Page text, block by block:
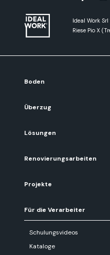
Ideal Work
Riese Pio X
Boden
Überzug
Lösungen
Renovierungsarbeiten
Projekte
Für die Verarbeiter
Schulungsvideos
Kataloge